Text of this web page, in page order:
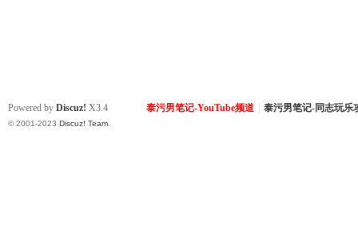
泰污男笔记-YouTube频道 泰污男笔记-同志玩乐
Powered by Discuz! X3.4
© 2001-2023 Discuz! Team.